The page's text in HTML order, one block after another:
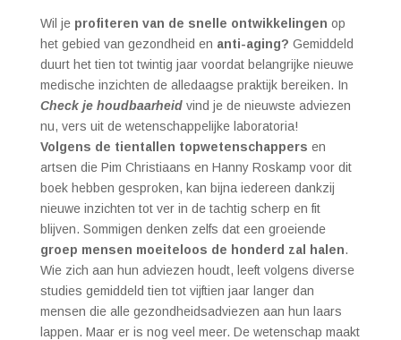
Wil je profiteren van de snelle ontwikkelingen op
het gebied van gezondheid en anti-aging? Gemiddeld
duurt het tien tot twintig jaar voordat belangrijke nieuwe
medische inzichten de alledaagse praktijk bereiken. In
Check je houdbaarheidvind je de nieuwste adviezen
nu, vers uit de wetenschappelijke laboratoria!
Volgens de tientallen topwetenschappers en
artsen die Pim Christiaans en Hanny Roskamp voor dit
boek hebben gesproken, kan bijna iedereen dankzij
nieuwe inzichten tot ver in de tachtig scherp en fit
blijven. Sommigen denken zelfs dat een groeiende
groep mensen moeiteloos de honderd zal halen.
Wie zich aan hun adviezen houdt, leeft volgens diverse
studies gemiddeld tien tot vijftien jaar langer dan
mensen die alle gezondheidsadviezen aan hun laars
lappen. Maar er is nog veel meer. De wetenschap maakt